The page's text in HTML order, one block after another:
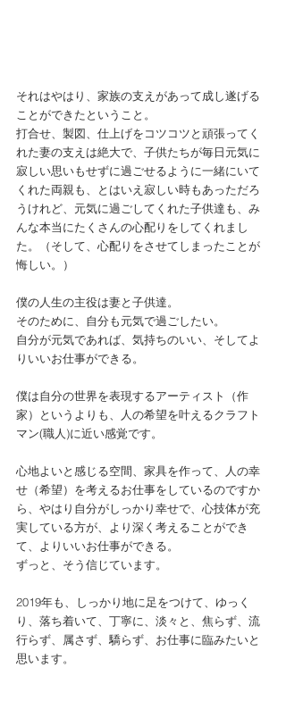
それはやはり、家族の支えがあって成し遂げる
ことができたということ。
打合せ、製図、仕上げをコツコツと頑張ってく
れた妻の支えは絶大で、子供たちが毎日元気に
寂しい思いもせずに過ごせるように一緒にいて
くれた両親も、とはいえ寂しい時もあっただろ
うけれど、元気に過ごしてくれた子供達も、み
んな本当にたくさんの心配りをしてくれまし
た。（そして、心配りをさせてしまったことが
悔しい。）
僕の人生の主役は妻と子供達。
そのために、自分も元気で過ごしたい。
自分が元気であれば、気持ちのいい、そしてよ
りいいお仕事ができる。
僕は自分の世界を表現するアーティスト（作
家）というよりも、人の希望を叶えるクラフト
マン(職人)に近い感覚です。
心地よいと感じる空間、家具を作って、人の幸
せ（希望）を考えるお仕事をしているのですか
ら、やはり自分がしっかり幸せで、心技体が充
実している方が、より深く考えることができ
て、よりいいお仕事ができる。
ずっと、そう信じています。
2019年も、しっかり地に足をつけて、ゆっく
り、落ち着いて、丁寧に、淡々と、焦らず、流
行らず、属さず、驕らず、お仕事に臨みたいと
思います。